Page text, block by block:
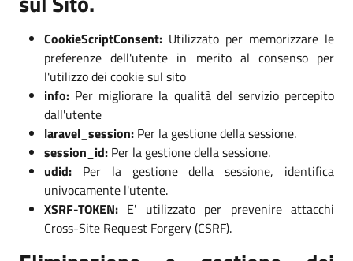
CookieScriptConsent: Utilizzato per memorizzare le
preferenze dell'utente in merito al consenso per
l'utilizzo dei cookie sul sito
info: Per migliorare la qualità del servizio percepito
dall'utente
laravel_session: Per la gestione della sessione.
session_id: Per la gestione della sessione.
udid: Per la gestione della sessione, identifica
univocamente l'utente.
XSRF-TOKEN: E' utilizzato per prevenire attacchi
Cross-Site Request Forgery (CSRF).